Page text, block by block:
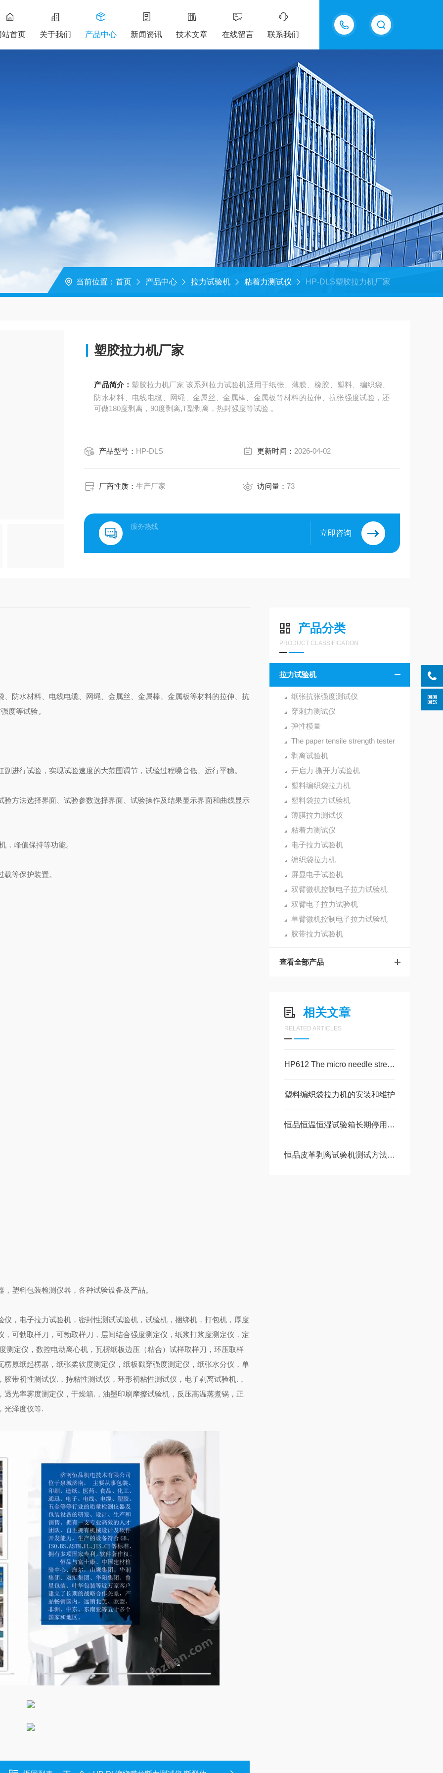
13335155207
站首页 关于我们 产品中心 新闻资讯 技术文章 在线留言 联系我们
当前位置： 首页 产品中心 拉力试验机 粘着力测试仪 HP-DLS塑胶拉力机厂家
塑胶拉力机厂家
产品简介： 塑胶拉力机厂家 该系列拉力试验机适用于纸张、薄膜、橡胶、塑料、编织袋、
防水材料、电线电缆、网绳、金属丝、金属棒、金属板等材料的拉伸、抗张强度试验，还
可做180度剥离，90度剥离,T型剥离，热封强度等试验 。
产品型号： HP-DLS 更新时间： 2026-04-02
厂商性质：生产厂家 访问量： 73
服务热线
立即咨询
产品分类
PRODUCT CLASSIFICATION
拉力试验机
纸张抗张强度测试仪
穿刺力测试仪
弹性模量
The paper tensile strength tester
剥离试验机
开启力 撕开力试验机
塑料编织袋拉力机
塑料袋拉力试验机
薄膜拉力测试仪
粘着力测试仪
电子拉力试验机
编织袋拉力机
屏显电子试验机
双臂微机控制电子拉力试验机
双臂电子拉力试验机
单臂微机控制电子拉力试验机
胶带拉力试验机
查看全部产品
相关文章
RELATED ARTICLES
HP612 The micro needle strength tester
塑料编织袋拉力机的安装和维护
恒品恒温恒湿试验箱长期停用的解决方法以及保养
恒品皮革剥离试验机测试方法及标准
防水材料、电线电缆、网绳、金属丝、金属棒、金属板等材料的拉伸、抗
度等试验。
进行试验，实现试验速度的大范围调节，试验过程噪音低、运行平稳。
方法选择界面、试验参数选择界面、试验操作及结果显示界面和曲线显示
，峰值保持等功能。
等保护装置。
塑料包装检测仪器，各种试验设备及产品。
，电子拉力试验机，密封性测试试验机，试验机，捆绑机，打包机，厚度
可勃取样刀，可勃取样刀，层间结合强度测定仪，纸浆打浆度测定仪，定
测定仪，数控电动离心机，瓦楞纸板边压（粘合）试样取样刀，环压取样
原纸起楞器，纸张柔软度测定仪，纸板戳穿强度测定仪，纸张水分仪，单
胶带初性测试仪. ，持粘性测试仪，环形初粘性测试仪，电子剥离试验机. ，
透光率雾度测定仪，干燥箱. ，油墨印刷摩擦试验机，反压高温蒸煮锅，正
光泽度仪等.